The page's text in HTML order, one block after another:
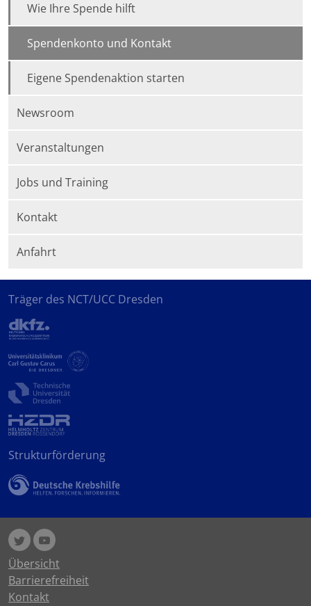
Wie Ihre Spende hilft
Spendenkonto und Kontakt
Eigene Spendenaktion starten
Newsroom
Veranstaltungen
Jobs und Training
Kontakt
Anfahrt
Träger des NCT/UCC Dresden
Strukturförderung
Übersicht
Barrierefreiheit
Kontakt